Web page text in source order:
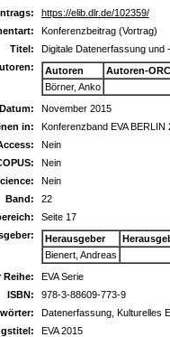
https://elib.dlr.de/102359/
Konferenzbeitrag (Vortrag)
Titel:
Digitale Datenerfassung und
Autoren
Autoren-
Börner, Anko
Datum:
November 2015
in:
Konferenzband EVA BERLIN
Nein
Nein
Nein
Band:
22
Seite 17
Herausgeber
Bienert, Andreas
Reihe:
EVA Serie
ISBN:
978-3-88609-773-9
Datenerfassung, Kulturelles
EVA 2015